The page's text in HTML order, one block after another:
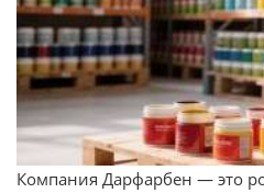
Компания Дарфарбен — это